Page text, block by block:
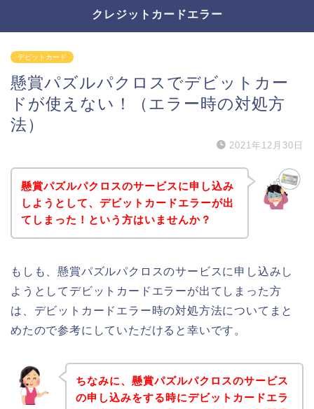
クレジットカードエラー
デビットカード
懸賞パズルパクロスでデビットカー
ドが使えない！（エラー時の対処方
法）
2021年12月30日
懸賞パズルパクロスのサービスに申し込み
しようとして、デビットカードエラーが出
てしまった！という方はいませんか？
もしも、懸賞パズルパクロスのサービスに申し込みし
ようとしてデビットカードエラーが出てしまった方
は、デビットカードエラー時の対処方法についてまと
めたので参考にしていただけると幸いです。
ちなみに、懸賞パズルパクロスのサービス
の申し込みをする時にデビットカードエラ